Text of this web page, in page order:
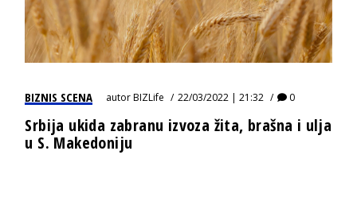
BIZNIS SCENA autorBIZLife 22/03/2022 | 21:32 0
Srbija ukida zabranu izvoza žita, brašna i ulja
u S. Makedoniju